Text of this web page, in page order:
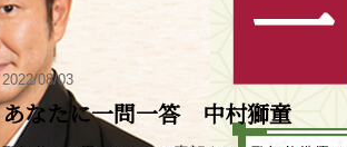
2022/08/03
あなたに一問一答 中村獅童